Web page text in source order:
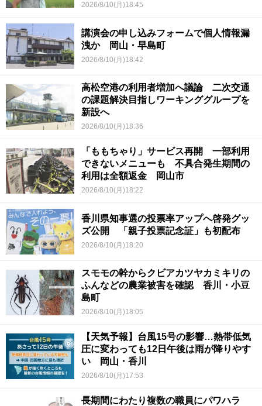
2026/8/10(月)18:45
講演会の申し込みフォームで個人情報漏
洩か 岡山・早島町
2026/8/10(月)18:42
高松空港の利用者増加へ議論 二次交通
の課題解決目指しワーキンググループを
新設へ
2026/8/10(月)18:36
「ももちゃり」サービス再開 一部利用
できないメニューも 不具合発生期間の
利用は全額返金 岡山市
2026/8/10(月)18:22
香川県知事選の投票率アップへ啓発グッ
ズ公開 「親子投票記念証」も初配布
2026/8/10(月)18:20
スモモの幹からクビアカツヤカミキリの
ふんなどの農業被害を確認 香川・小豆
島町
2026/8/10(月)18:05
【天気予報】台風15号の影響…熱帯低気
圧に変わっても12日午後は雨が降りやす
い 岡山・香川
2026/8/10(月)17:53
長期間にわたり複数の職員にパワハラ